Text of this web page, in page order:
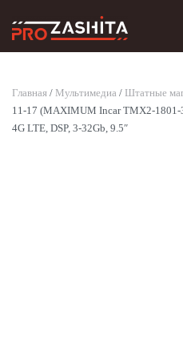
Skip to main content
Главная / Мультимедиа / Штатные
11-17 (MAXIMUM Incar TMX2-
4G LTE, DSP, 3-32Gb, 9.5″